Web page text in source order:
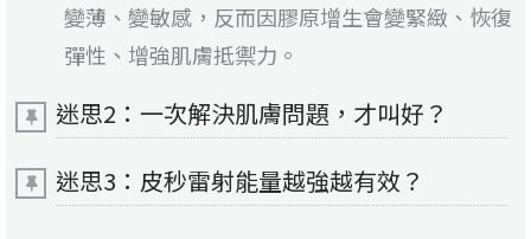
變薄、變敏感，反而因膠原增生會變緊緻、恢復
彈性、增強肌膚抵禦力。
迷思2：一次解決肌膚問題，才叫好？
迷思3：皮秒雷射能量越強越有效？